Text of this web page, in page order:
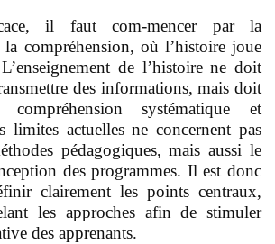
il faut com-mencer par la
la compréhension, où l’histoire joue
de l’histoire ne doit
des informations, mais doit
systématique et
limites actuelles ne concernent pas
pédagogiques, mais aussi le
des programmes. Il est donc
clairement les points centraux,
les approches afin de stimuler
des apprenants.